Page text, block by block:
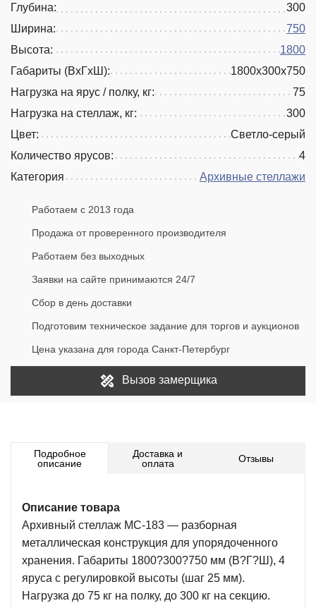
Глубина:
300
Ширина:
750
Высота:
1800
Габариты (ВхГхШ):
1800х300х750
Нагрузка на ярус / полку, кг:
75
Нагрузка на стеллаж, кг:
300
Цвет:
Светло-серый
Количество ярусов:
4
Категория
Архивные стеллажи
Работаем с 2013 года
Продажа от проверенного производителя
Работаем без выходных
Заявки на сайте принимаются 24/7
Сбор в день доставки
Подготовим техническое задание для торгов и аукционов
Цена указана для города Санкт-Петербург
Вызов замерщика
Подробное
описание
Доставка и
оплата
Отзывы
Описание товара
Архивный стеллаж МС-183 — разборная
металлическая конструкция для упорядоченного
хранения. Габариты 1800?300?750 мм (В?Г?Ш), 4
яруса с регулировкой высоты (шаг 25 мм).
Нагрузка до 75 кг на полку, до 300 кг на секцию.